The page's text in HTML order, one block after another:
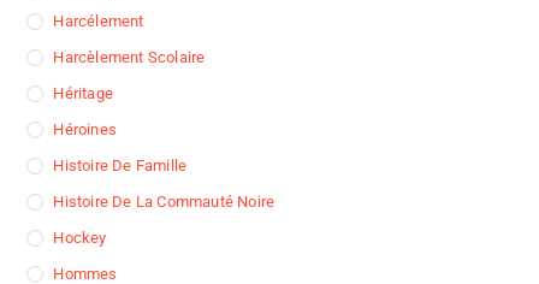
Harcélement
Harcèlement Scolaire
Héritage
Héroines
Histoire De Famille
Histoire De La Commauté Noire
Hockey
Hommes